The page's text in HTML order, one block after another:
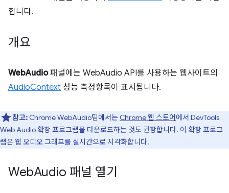
합니다.
개요
WebAudio패널에는 WebAudio API를 사용하는 웹사이트의
AudioContext 성능 측정항목이 표시됩니다.
참고: Chrome WebAudio팀에서는 Chrome 웹 스토어에서 DevTools
Web Audio 확장 프로그램을 다운로드하는 것도 권장합니다. 이 확장 프로그
램은 웹 오디오 그래프를 실시간으로 시각화합니다.
WebAudio 패널 열기